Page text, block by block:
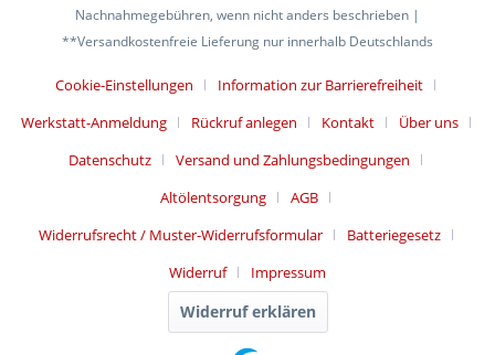
Nachnahmegebühren, wenn nicht anders beschrieben |
**Versandkostenfreie Lieferung nur innerhalb Deutschlands
Cookie-Einstellungen
Information zur Barrierefreiheit
Werkstatt-Anmeldung
Rückruf anlegen Kontakt
Über uns
Datenschutz
Versand und Zahlungsbedingungen
Altölentsorgung
AGB
Widerrufsrecht / Muster-Widerrufsformular
Batteriegesetz
Widerruf
Impressum
Widerruf erklären